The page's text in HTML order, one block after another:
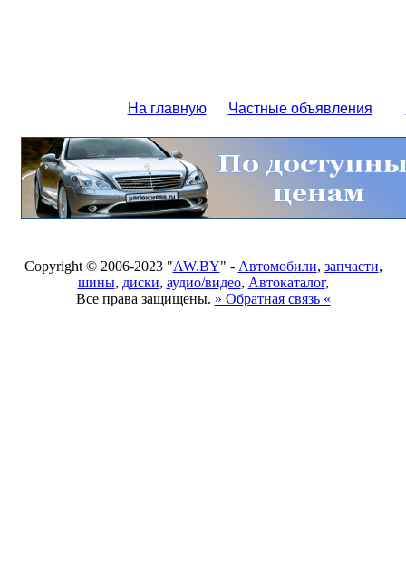
На главную Частные объявления
Copyright © 2006-2023 "AW.BY" - Автомобили, запчасти,
шины, диски, аудио/видео, Автокаталог,
Все права защищены. » Обратная связь «